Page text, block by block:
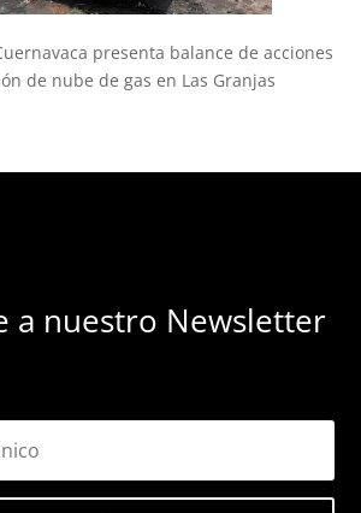
presenta balance de acciones
de nube de gas en Las Granjas
a nuestro Newsletter